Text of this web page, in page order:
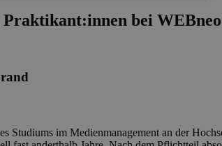
bei WEBneo
Studiums im Medienmanagement an der